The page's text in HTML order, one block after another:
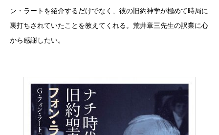
ン・ラートを紹介するだけでなく、彼の旧約神学が極めて時局に
裏打ちされていたことを教えてくれる。荒井章三先生の訳業に心
から感謝したい。